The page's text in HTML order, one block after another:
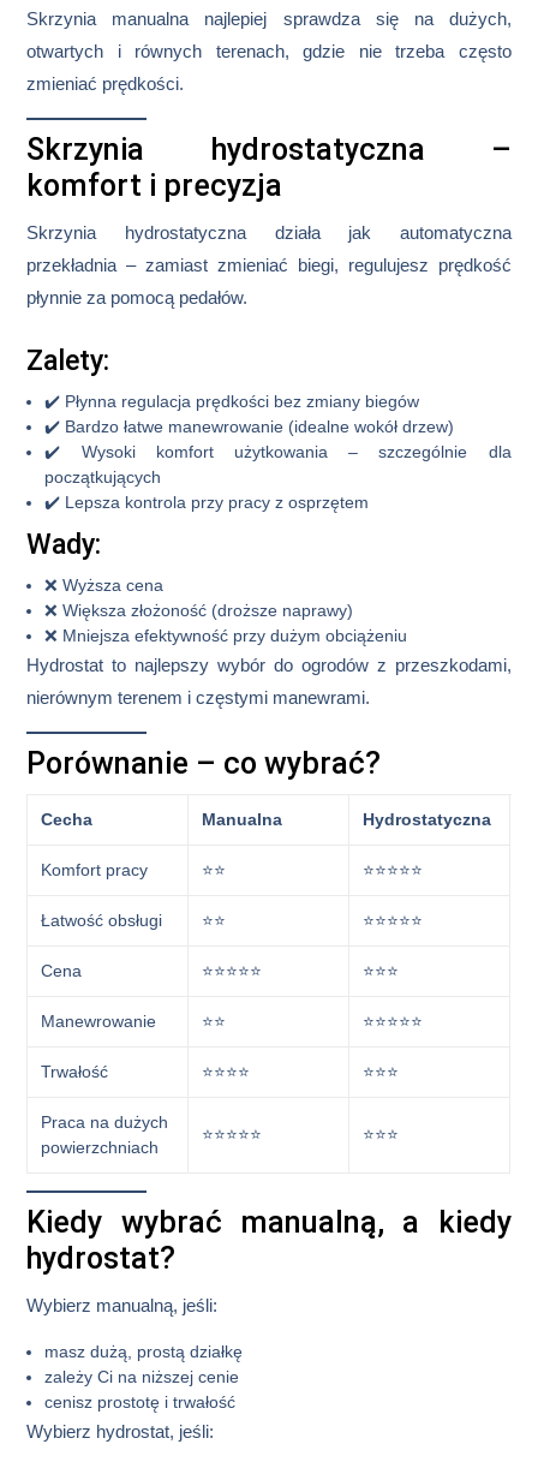
Skrzynia manualna najlepiej sprawdza się na dużych,
otwartych i równych terenach, gdzie nie trzeba często
zmieniać prędkości.
Skrzynia hydrostatyczna –
komfort i precyzja
Skrzynia hydrostatyczna działa jak automatyczna
przekładnia – zamiast zmieniać biegi, regulujesz prędkość
płynnie za pomocą pedałów.
Zalety:
✔️ Płynna regulacja prędkości bez zmiany biegów
✔️ Bardzo łatwe manewrowanie (idealne wokół drzew)
✔️ Wysoki komfort użytkowania – szczególnie dla
początkujących
✔️ Lepsza kontrola przy pracy z osprzętem
Wady:
❌ Wyższa cena
❌ Większa złożoność (droższe naprawy)
❌ Mniejsza efektywność przy dużym obciążeniu
Hydrostat to najlepszy wybór do ogrodów z przeszkodami,
nierównym terenem i częstymi manewrami.
Porównanie – co wybrać?
Cecha Manualna Hydrostatyczna
Komfort pracy ⭐⭐ ⭐⭐⭐⭐⭐
Łatwość obsługi ⭐⭐ ⭐⭐⭐⭐⭐
Cena ⭐⭐⭐⭐⭐ ⭐⭐⭐
Manewrowanie ⭐⭐ ⭐⭐⭐⭐⭐
Trwałość ⭐⭐⭐⭐ ⭐⭐⭐
Praca na dużych
powierzchniach
⭐⭐⭐⭐⭐ ⭐⭐⭐
Kiedy wybrać manualną, a kiedy
hydrostat?
Wybierz manualną, jeśli:
masz dużą, prostą działkę
zależy Ci na niższej cenie
cenisz prostotę i trwałość
Wybierz hydrostat, jeśli: